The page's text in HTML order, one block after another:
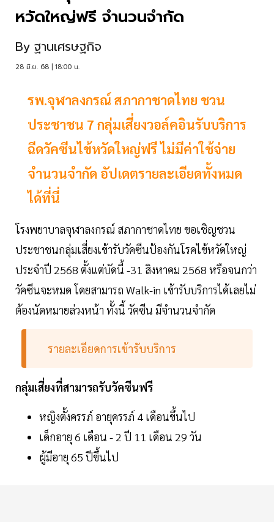
หวัดใหญ่ฟรี จำนวนจำกัด
By ฐานเศรษฐกิจ
28 มิ.ย. 68 | 18:00 น.
รพ.จุฬาลงกรณ์ สภากาชาดไทย ชวน
ประชาชน 7 กลุ่มเสี่ยงวอล์คอินรับบริการ
ฉีดวัคซีนไข้หวัดใหญ่ฟรี ไม่มีค่าใช้จ่าย
จำนวนจำกัด อัปเดตรายละเอียดทั้งหมด
ได้ที่นี่
โรงพยาบาลจุฬาลงกรณ์ สภากาชาดไทย ขอเชิญชวน
ประชาชนกลุ่มเสี่ยงเข้ารับวัคซีนป้องกันโรคไข้หวัดใหญ่
ประจำปี 2568 ตั้งแต่บัดนี้ -31 สิงหาคม 2568 หรือจนกว่า
วัคซีนจะหมด โดยสามารถ Walk-in เข้ารับบริการได้เลยไม่
ต้องนัดหมายล่วงหน้า ทั้งนี้ วัคซีน มีจำนวนจำกัด
รายละเอียดการเข้ารับบริการ
กลุ่มเสี่ยงที่สามารถรับวัคซีนฟรี
หญิงตั้งครรภ์ อายุครรภ์ 4 เดือนขึ้นไป
เด็กอายุ 6 เดือน - 2 ปี 11 เดือน 29 วัน
ผู้มีอายุ 65 ปีขึ้นไป